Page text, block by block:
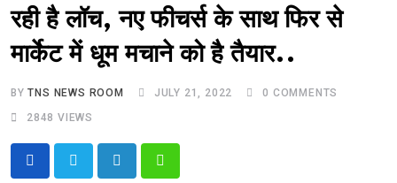
रही है लॉच, नए फीचर्स के साथ फिर से
मार्केट में धूम मचाने को है तैयार..
BYTNS NEWS ROOM JULY 21, 2022 0 COMMENTS
2848 VIEWS